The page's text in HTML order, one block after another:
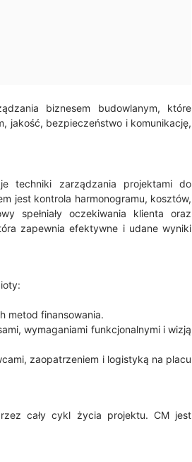
biznesem budowlanym, które
jakość, bezpieczeństwo i komunikację,
techniki zarządzania projektami do
jest kontrola harmonogramu, kosztów,
spełniały oczekiwania klienta oraz
zapewnia efektywne i udane wyniki
metod finansowania.
wymaganiami funkcjonalnymi i wizją
zaopatrzeniem i logistyką na placu
cały cykl życia projektu. CM jest